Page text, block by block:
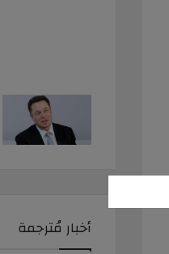
أخبار مُترجمة